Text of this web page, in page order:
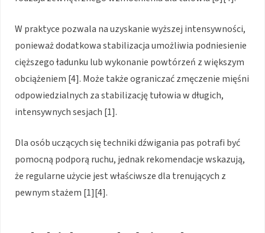
W praktyce pozwala na uzyskanie wyższej intensywności,
ponieważ dodatkowa stabilizacja umożliwia podniesienie
cięższego ładunku lub wykonanie powtórzeń z większym
obciążeniem [4]. Może także ograniczać zmęczenie mięśni
odpowiedzialnych za stabilizację tułowia w długich,
intensywnych sesjach [1].
Dla osób uczących się techniki dźwigania pas potrafi być
pomocną podporą ruchu, jednak rekomendacje wskazują,
że regularne użycie jest właściwsze dla trenujących z
pewnym stażem [1][4].